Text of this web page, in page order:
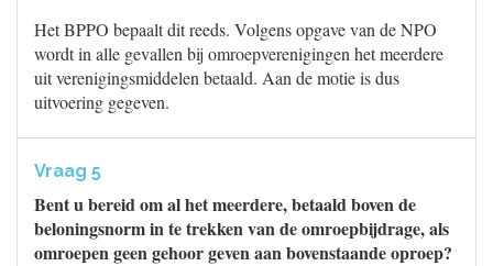
Het BPPO bepaalt dit reeds. Volgens opgave van de NPO
wordt in alle gevallen bij omroepverenigingen het meerdere
uit verenigingsmiddelen betaald. Aan de motie is dus
uitvoering gegeven.
Vraag 5
Bent u bereid om al het meerdere, betaald boven de
beloningsnorm in te trekken van de omroepbijdrage, als
omroepen geen gehoor geven aan bovenstaande oproep?